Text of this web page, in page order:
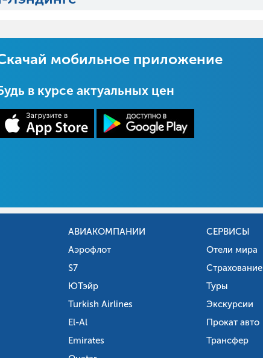
мобильное приложение
в курсе актуальных цен
АВИАКОМПАНИИ
Аэрофлот
S7
ЮТэйр
Turkish Airlines
El-Al
Emirates
СЕРВИСЫ
Отели мира
Страхование
Туры
Экскурсии
Прокат авто
Трансфер